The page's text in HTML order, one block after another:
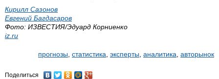
Кирилл Сазонов
Евгений Багдасаров
Фото: ИЗВЕСТИЯ/Эдуард Корниенко
iz.ru
прогнозы статистика эксперты аналитика авторынок
Поделиться